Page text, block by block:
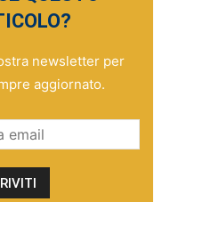
newsletter per
aggiornato.